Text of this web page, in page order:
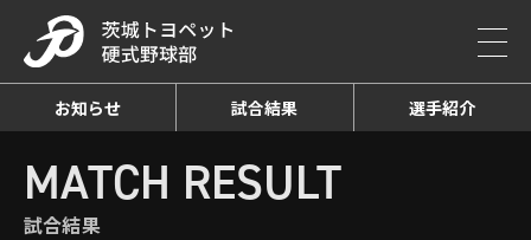
お知らせ 試合結果 選手紹介
MATCH RESULT 試合結果詳細
MATCH RESULT
試合結果